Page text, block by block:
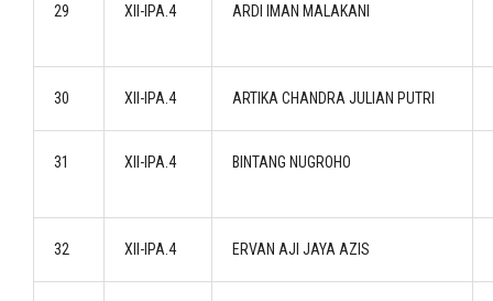
29 XII-IPA.4 ARDI IMAN MALAKANI
30 XII-IPA.4 ARTIKA CHANDRA JULIAN PUTRI
31 XII-IPA.4 BINTANG NUGROHO
32 XII-IPA.4 ERVAN AJI JAYA AZIS